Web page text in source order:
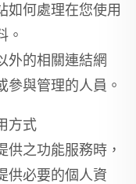
如何處理在您使用
。
外的相關連結網
參與管理的人員。
方式
之功能服務時，
供必要的個人資